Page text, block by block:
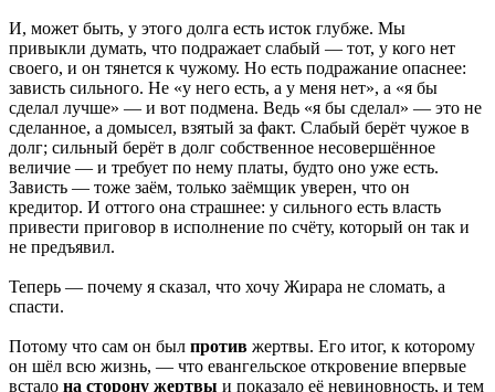
И, может быть, у этого долга есть исток глубже. Мы
привыкли думать, что подражает слабый — тот, у кого нет
своего, и он тянется к чужому. Но есть подражание опаснее:
зависть сильного. Не «у него есть, а у меня нет», а «я бы
сделал лучше» — и вот подмена. Ведь «я бы сделал» — это не
сделанное, а домысел, взятый за факт. Слабый берёт чужое в
долг; сильный берёт в долг собственное несовершённое
величие — и требует по нему платы, будто оно уже есть.
Зависть — тоже заём, только заёмщик уверен, что он
кредитор. И оттого она страшнее: у сильного есть власть
привести приговор в исполнение по счёту, который он так и
не предъявил.
Теперь — почему я сказал, что хочу Жирара не сломать, а
спасти.
Потому что сам он был против жертвы. Его итог, к которому
он шёл всю жизнь, — что евангельское откровение впервые
встало на сторону жертвы и показало её невиновность, и тем